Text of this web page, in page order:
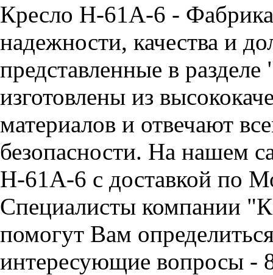
Кресло H-61A-6 -
надежности, качества и
представленные в
изготовлены из
материалов и отвечают
безопасности. На нашем
H-61A-6 с доставкой по
Специалисты компании
помогут Вам
интересующие вопросы -